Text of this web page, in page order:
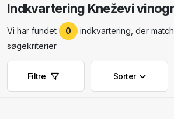
Indkvartering Kneževi
Vi har fundet 0
indkvartering, der
søgekriterier
Filtre Sorter